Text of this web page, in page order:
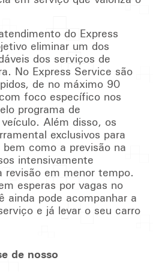
do Express
eliminar um dos
dos serviços de
No Express Service são
de no máximo 90
foco específico nos
programa de
Além disso, os
exclusivos para
como a previsão na
intensivamente
revisão em menor tempo.
esperas por vagas no
ainda pode acompanhar a
e já levar o seu carro
de nosso